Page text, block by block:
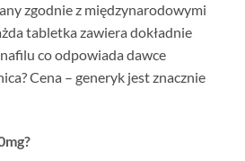
zgodnie z międzynarodowymi
tabletka zawiera dokładnie
co odpowiada dawce
Cena – generyk jest znacznie